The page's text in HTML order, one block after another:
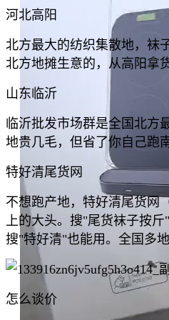
河北高阳
北方最大的纺织集散地，袜
北方地摊生意的，从高阳拿
山东临沂
临沂批发市场群是全国北方
地贵几毛，但省了你自己跑
特好清尾货网
不想跑产地，特好清尾货网
上的大头。搜"尾货袜子按
搜"特好清"也能用。全国多
怎么谈价